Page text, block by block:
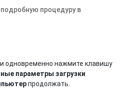
процедуру в
одновременно нажмите клавишу
параметры загрузки
продолжать.